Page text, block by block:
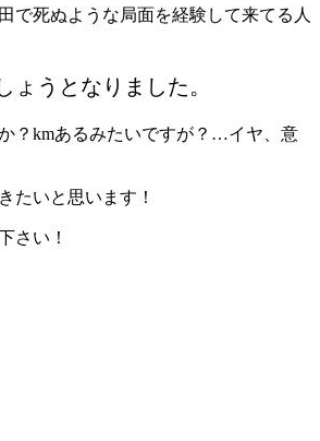
で死ぬような局面を経験して来てる人
ょうとなりました。
？kmあるみたいですが？…イヤ、意
たいと思います！
さい！